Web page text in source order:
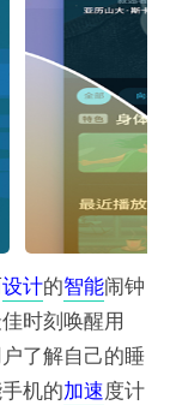
设计的智能闹钟
时刻唤醒用
了解自己的睡
机的加速度计